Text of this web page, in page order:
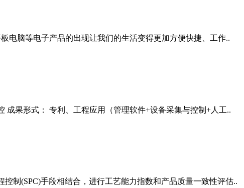
电脑等电子产品的出现让我们的生活变得更加方便快捷、工作..
果形式： 专利、工程应用（管理软件+设备采集与控制+人工..
制(SPC)手段相结合，进行工艺能力指数和产品质量一致性评估..